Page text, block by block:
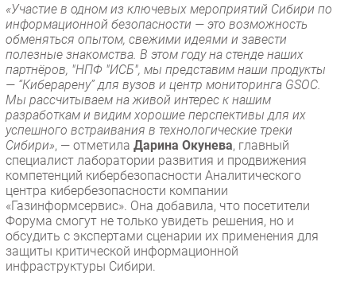
«Участие в одном из ключевых мероприятий Сибири по
информационной безопасности — это возможность
обменяться опытом, свежими идеями и завести
полезные знакомства. В этом году на стенде наших
партнёров, "НПФ "ИСБ", мы представим наши продукты
— “Киберарену” для вузов и центр мониторинга GSOC.
Мы рассчитываем на живой интерес к нашим
разработкам и видим хорошие перспективы для их
успешного встраивания в технологические треки
Сибири», — отметила Дарина Окунева, главный
специалист лаборатории развития и продвижения
компетенций кибербезопасности Аналитического
центра кибербезопасности компании
«Газинформсервис». Она добавила, что посетители
Форума смогут не только увидеть решения, но и
обсудить с экспертами сценарии их применения для
защиты критической информационной
инфраструктуры Сибири.